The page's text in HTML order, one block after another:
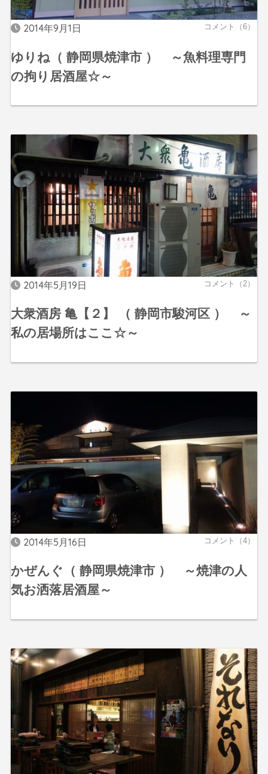
2014年9月1日 コメント（6）
ゆりね（ 静岡県焼津市 ） ～魚料理専門
の拘り居酒屋☆～
2014年5月19日 コメント（2）
大衆酒房 亀【２】 （ 静岡市駿河区 ） ～
私の居場所はここ☆～
2014年5月16日 コメント（4）
かぜんぐ（ 静岡県焼津市 ） ～焼津の人
気お洒落居酒屋～